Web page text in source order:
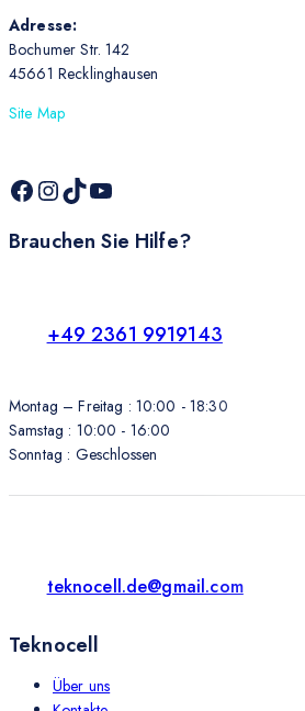
Adresse:
Bochumer Str. 142
45661 Recklinghausen
Site Map
Brauchen Sie Hilfe?
+49 2361 9919143
Montag – Freitag : 10:00 - 18:30
Samstag : 10:00 - 16:00
Sonntag : Geschlossen
teknocell.de@gmail.com
Teknocell
Über uns